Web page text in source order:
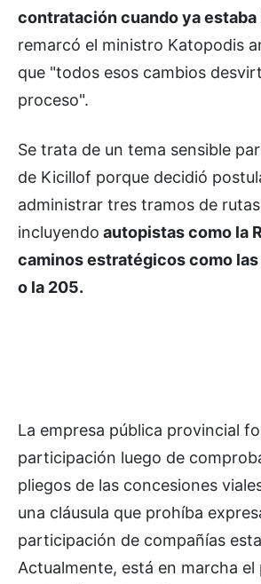
contratación cuando ya estaba
remarcó el ministro Katopodis
que "todos esos cambios
proceso".
Se trata de un tema sensible
de Kicillof porque decidió
administrar tres tramos de
incluyendo autopistas como la
caminos estratégicos como las
o la 205.
La empresa pública provincial
participación luego de
pliegos de las concesiones
una cláusula que prohíba
participación de compañías
Actualmente, está en marcha el